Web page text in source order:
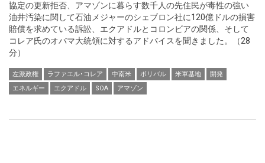
協定の更新拒否、アマゾンに暮らす数千人の先住民が毒性の強い
油井汚染に関して石油メジャーのシェブロン社に120億ドルの損害
賠償を求めている訴訟、エクアドルとコロンビアの関係、そして
コレア氏のオバマ大統領に対するアドバイスを聞きました。（28
分）
左派政権 ラファエル･コレア 中南米 ボリバル 米軍基地
開発
エネルギー
エクアドル SOA アマゾン